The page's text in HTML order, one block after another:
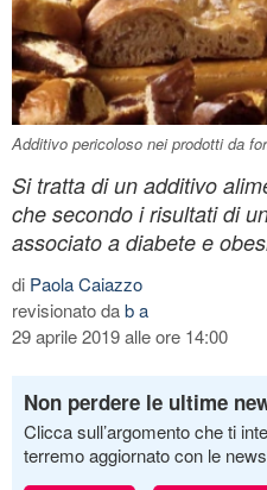
Additivo pericoloso nei prodotti da
Si tratta di un additivo
che secondo i risultati di
associato a diabete e
di Paola Caiazzo
revisionato dab a
29 aprile 2019 alle ore 14:00
Non perdere le ultime
Clicca sull’argomento che ti
terremo aggiornato con le